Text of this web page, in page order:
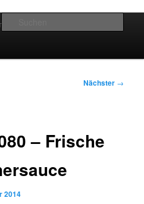
Nächster →
– Frische
2014